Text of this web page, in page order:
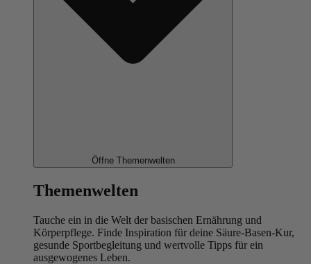
Öffne Themenwelten
Themenwelten
Tauche ein in die Welt der basischen Ernährung und
Körperpflege. Finde Inspiration für deine Säure-Basen-Kur,
gesunde Sportbegleitung und wertvolle Tipps für ein
ausgewogenes Leben.